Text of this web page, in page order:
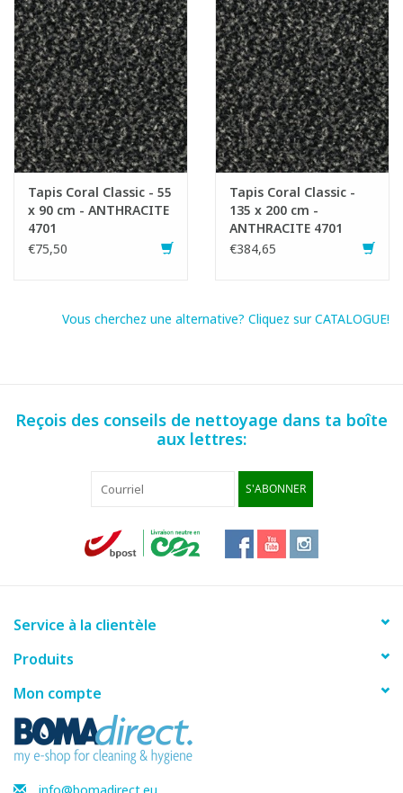
Fiche produit
Tapis Coral Classic - 55
x 90 cm - ANTHRACITE
4701
€75,50
Tapis Coral Classic -
135 x 200 cm -
ANTHRACITE 4701
€384,65
Vous cherchez une alternative? Cliquez sur CATALOGUE!
Reçois des conseils de nettoyage dans ta boîte
aux lettres:
S'ABONNER
Service à la clientèle
Produits
Mon compte